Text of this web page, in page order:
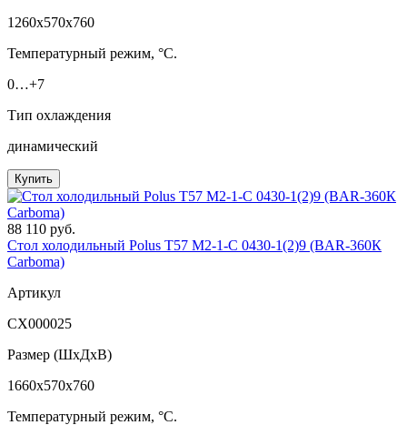
1260x570x760
Температурный режим, °C.
0…+7
Тип охлаждения
динамический
Купить
88 110 руб.
Стол холодильный Polus T57 M2-1-C 0430-1(2)9 (BAR-360К
Сarboma)
Артикул
СХ000025
Размер (ШxДхВ)
1660x570x760
Температурный режим, °C.